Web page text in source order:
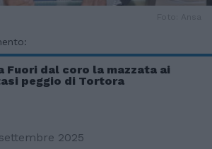
dal coro la mazzata ai
peggio di Tortora
2025